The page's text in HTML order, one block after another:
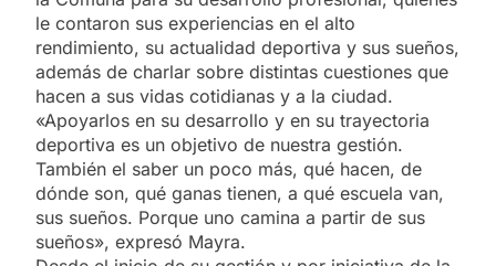
le contaron sus experiencias en el alto
rendimiento, su actualidad deportiva y sus sueños,
además de charlar sobre distintas cuestiones que
hacen a sus vidas cotidianas y a la ciudad.
«Apoyarlos en su desarrollo y en su trayectoria
deportiva es un objetivo de nuestra gestión.
También el saber un poco más, qué hacen, de
dónde son, qué ganas tienen, a qué escuela van,
sus sueños. Porque uno camina a partir de sus
sueños», expresó Mayra.